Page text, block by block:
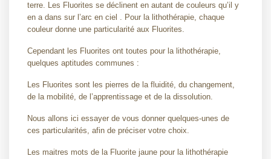
terre. Les Fluorites se déclinent en autant de couleurs qu’il y
en a dans sur l’arc en ciel . Pour la lithothérapie, chaque
couleur donne une particularité aux Fluorites.
Cependant les Fluorites ont toutes pour la lithothérapie,
quelques aptitudes communes :
Les Fluorites sont les pierres de la fluidité, du changement,
de la mobilité, de l’apprentissage et de la dissolution.
Nous allons ici essayer de vous donner quelques-unes de
ces particularités, afin de préciser votre choix.
Les maitres mots de la Fluorite jaune pour la lithothérapie